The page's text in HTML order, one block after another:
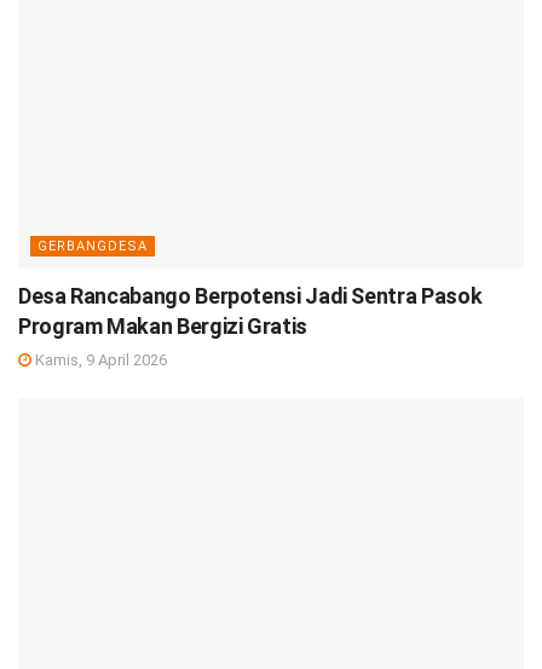
GERBANGDESA
Desa Rancabango Berpotensi Jadi Sentra Pasok
Program Makan Bergizi Gratis
Kamis, 9 April 2026